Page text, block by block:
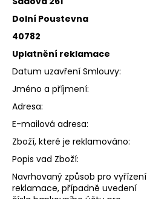
Dolní Poustevna
40782
Uplatnění reklamace
Datum uzavření Smlouvy:
Jméno a příjmení:
Adresa:
E-mailová adresa:
Zboží, které je reklamováno:
Popis vad Zboží:
Navrhovaný způsob pro vyřízení
reklamace, případně uvedení